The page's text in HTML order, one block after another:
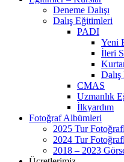
Deneme Dalışı
Dalış Eğitimleri
PADI
Yeni
İleri
CMAS
Uzmanlık
İlkyardım
Fotoğraf Albümleri
2025 Tur
2024 Tur
2018 – 2023